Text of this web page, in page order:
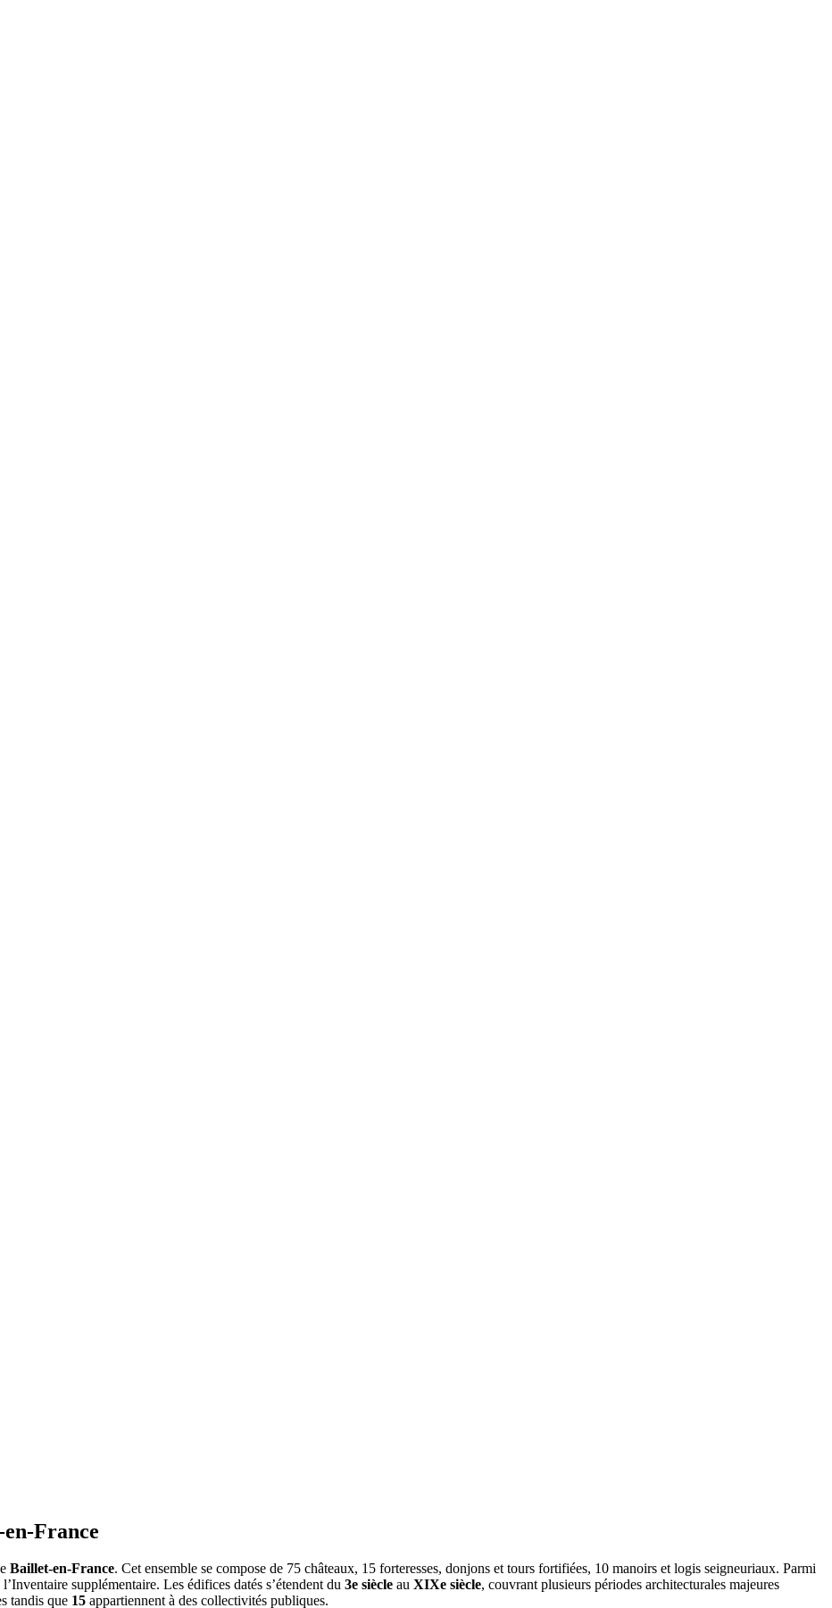
France
Baillet-en-France. Cet ensemble se compose de 75 châteaux, 15 forteresses, donjons et tours fortifiées, 10 manoirs et logis seigneuriaux. Parmi
supplémentaire. Les édifices datés s’étendent du 3e siècle au XIXe siècle, couvrant plusieurs périodes architecturales majeures
tandis que 15 appartiennent à des collectivités publiques.